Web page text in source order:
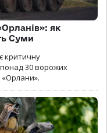
як
Суми
критичну
30 ворожих